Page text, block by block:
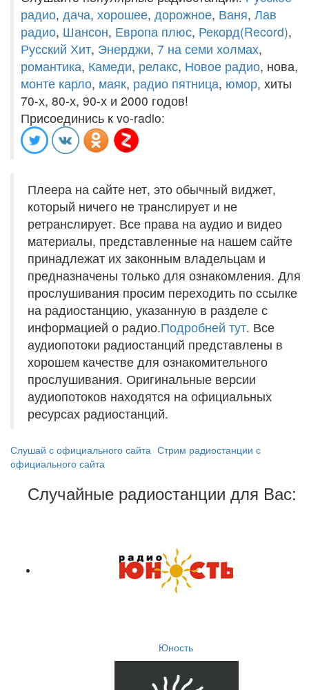
радио, дача, хорошее, дорожное, Ваня, Лав
радио, Шансон, Европа плюс, Рекорд(Record),
Русский Хит, Энерджи, 7 на семи холмах,
романтика, Камеди, релакс, Новое радио, нова,
монте карло, маяк, радио пятница, юмор, хиты
70-х, 80-х, 90-х и 2000 годов!
Присоединись к vo-radio:
Плеера на сайте нет, это обычный виджет,
который ничего не транслирует и не
ретранслирует. Все права на аудио и видео
материалы, представленные на нашем сайте
принадлежат их законным владельцам и
предназначены только для ознакомления. Для
прослушивания просим переходить по ссылке
на радиостанцию, указанную в разделе с
информацией о радио.Подробней тут. Все
аудиопотоки радиостанций представлены в
хорошем качестве для ознакомительного
прослушивания. Оригинальные версии
аудиопотоков находятся на официальных
ресурсах радиостанций.
Слушай с официального сайта Стрим радиостанции с
официального сайта
Случайные радиостанции для Вас:
Юность